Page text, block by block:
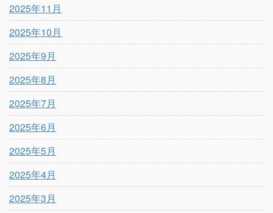
2025年11月
2025年10月
2025年9月
2025年8月
2025年7月
2025年6月
2025年5月
2025年4月
2025年3月